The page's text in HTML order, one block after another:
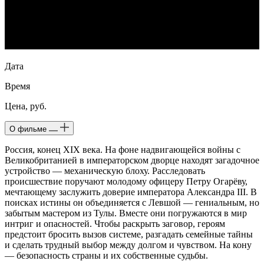
Дата
Время
Цена, руб.
О фильме
Россия, конец XIX века. На фоне надвигающейся войны с
Великобританией в императорском дворце находят загадочное
устройство — механическую блоху. Расследовать
происшествие поручают молодому офицеру Петру Огарёву,
мечтающему заслужить доверие императора Александра III. В
поисках истины он объединяется с Левшой — гениальным, но
забытым мастером из Тулы. Вместе они погружаются в мир
интриг и опасностей. Чтобы раскрыть заговор, героям
предстоит бросить вызов системе, разгадать семейные тайны
и сделать трудный выбор между долгом и чувством. На кону
— безопасность страны и их собственные судьбы.